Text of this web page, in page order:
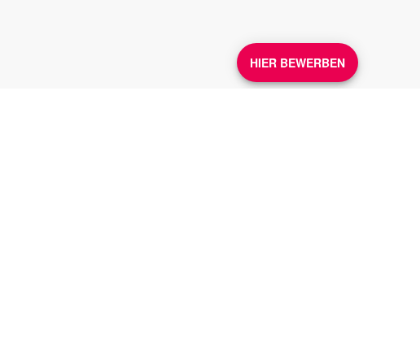
HIER BEWERBEN